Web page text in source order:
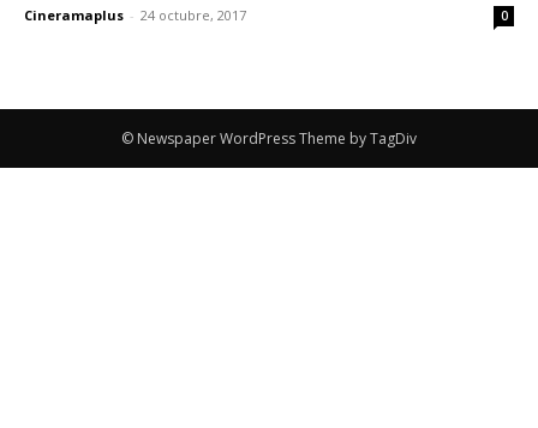
Cineramaplus - 24 octubre, 2017 0
© Newspaper WordPress Theme by TagDiv